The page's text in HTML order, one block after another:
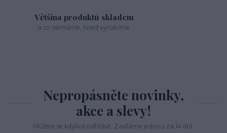
Většina produktů skladem
..a co nemáme, hned vyrobíme
Nepropásněte novinky,
akce a slevy!
Můžete se kdykoli odhlásit. Zasíláme jednou za 14 dní.